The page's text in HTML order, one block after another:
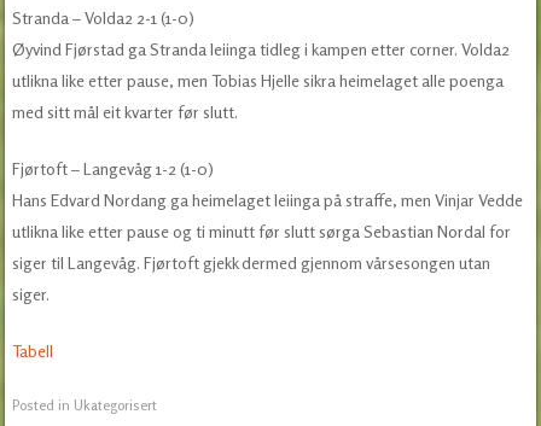
Stranda – Volda2 2-1 (1-0)
Øyvind Fjørstad ga Stranda leiinga tidleg i kampen etter corner. Volda2
utlikna like etter pause, men Tobias Hjelle sikra heimelaget alle poenga
med sitt mål eit kvarter før slutt.
Fjørtoft – Langevåg 1-2 (1-0)
Hans Edvard Nordang ga heimelaget leiinga på straffe, men Vinjar Vedde
utlikna like etter pause og ti minutt før slutt sørga Sebastian Nordal for
siger til Langevåg. Fjørtoft gjekk dermed gjennom vårsesongen utan
siger.
Tabell
Posted in Ukategorisert